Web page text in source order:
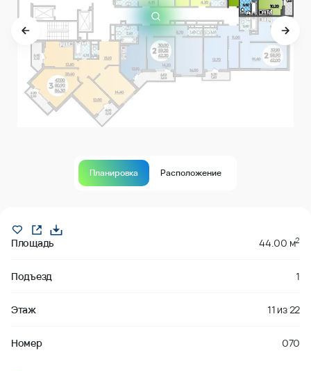
Планировка Расположение
Площадь 44.00 м2
Подъезд 1
Этаж 11 из22
Номер 070